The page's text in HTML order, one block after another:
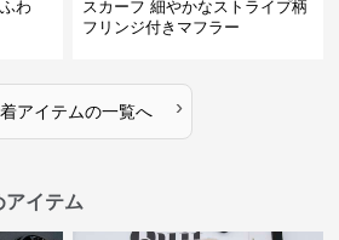
ふわ
スカーフ 細やかなストライプ柄
フリンジ付きマフラー
アイテムの一覧へ ›
アイテム